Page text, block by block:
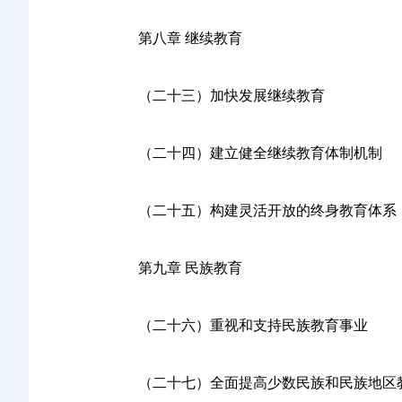
第八章 继续教育
（二十三）加快发展继续教育
（二十四）建立健全继续教育体制机制
（二十五）构建灵活开放的终身教育体系
第九章 民族教育
（二十六）重视和支持民族教育事业
（二十七）全面提高少数民族和民族地区